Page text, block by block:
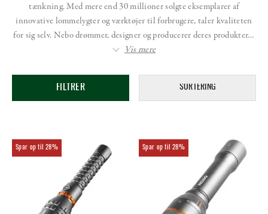
tænkning. Med mere end 30 millioner solgte eksemplarer af
innovative lommelygter og værktøjer til forbrugere, taler kvaliteten
for sig selv. Nebo drømmer, designer og producerer deres produkter…
Vis mere
FILTRER SORTERING
28% 28%